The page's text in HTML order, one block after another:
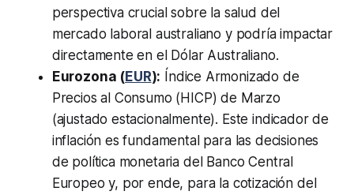
perspectiva crucial sobre la salud del
mercado laboral australiano y podría impactar
directamente en el Dólar Australiano.
Eurozona (EUR): Índice Armonizado de
Precios al Consumo (HICP) de Marzo
(ajustado estacionalmente). Este indicador de
inflación es fundamental para las decisiones
de política monetaria del Banco Central
Europeo y, por ende, para la cotización del